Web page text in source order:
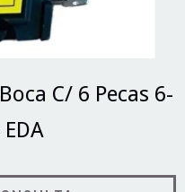
C/ 6 Pecas 6-